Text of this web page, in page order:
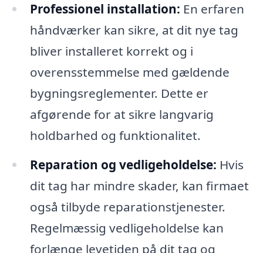
Professionel installation: En erfaren
håndværker kan sikre, at dit nye tag
bliver installeret korrekt og i
overensstemmelse med gældende
bygningsreglementer. Dette er
afgørende for at sikre langvarig
holdbarhed og funktionalitet.
Reparation og vedligeholdelse: Hvis
dit tag har mindre skader, kan firmaet
også tilbyde reparationstjenester.
Regelmæssig vedligeholdelse kan
forlænge levetiden på dit tag og